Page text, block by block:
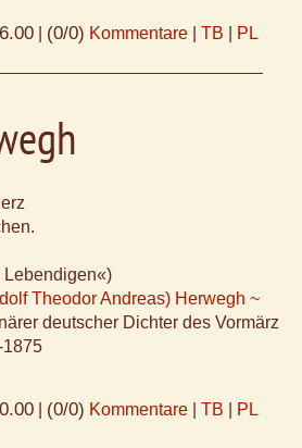
(0/0) Kommentare TB PL
Lebendigen«)
Theodor Andreas) Herwegh ~
deutscher Dichter des Vormärz
1875
(0/0) Kommentare TB PL